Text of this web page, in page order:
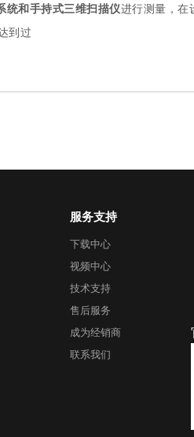
统和手持式三维扫描仪进行测量，在
到过
服务支持
下载中心
视频中心
技术支持
售后服务
成为经销商
联系我们